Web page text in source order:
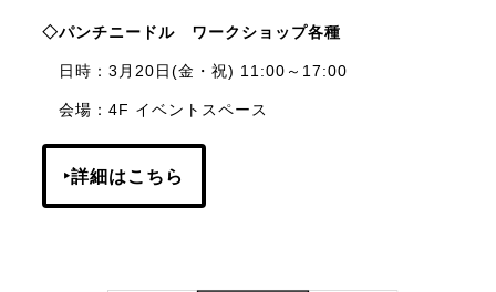
◇パンチニードル ワークショップ各種
日時：3月20日(金・祝) 11:00～17:00
会場：4F イベントスペース
‣詳細はこちら